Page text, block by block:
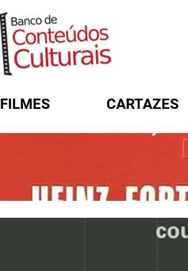
FILMES CARTAZES
FORMULÁRIO DE